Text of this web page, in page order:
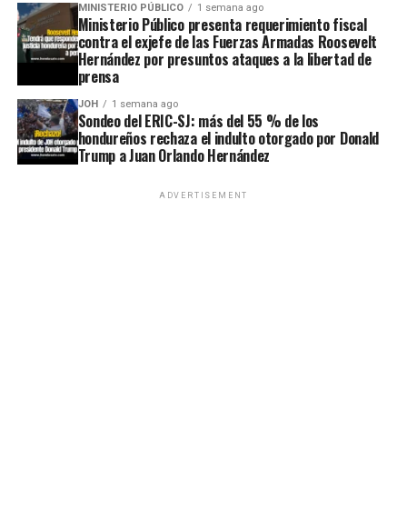
MINISTERIO PÚBLICO 1 semana ago
Ministerio Público presenta requerimiento fiscal
contra el exjefe de las Fuerzas Armadas Roosevelt
Hernández por presuntos ataques a la libertad de
prensa
JOH 1 semana ago
Sondeo del ERIC-SJ: más del 55 % de los
hondureños rechaza el indulto otorgado por Donald
Trump a Juan Orlando Hernández
ADVERTISEMENT